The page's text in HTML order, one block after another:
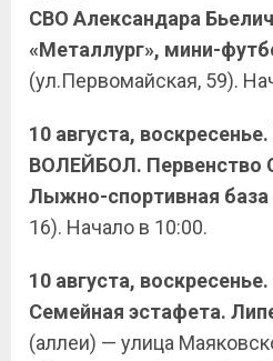
СВО Александара
«Металлург», мини-
(ул.Первомайская, 59).
10 августа,
ВОЛЕЙБОЛ. Первенство
Лыжно-спортивная база
16). Начало в 10:00.
10 августа,
Семейная эстафета.
(аллеи) — улица